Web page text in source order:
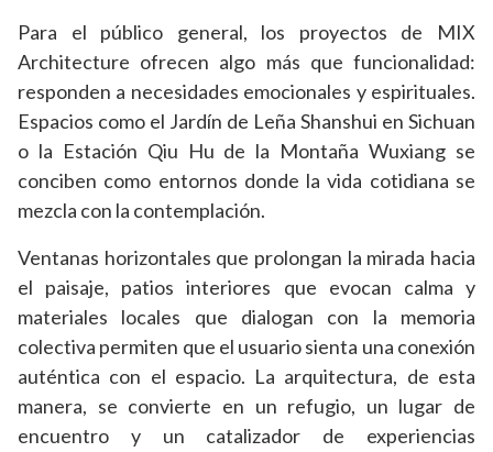
Para el público general, los proyectos de MIX
Architecture ofrecen algo más que funcionalidad:
responden a necesidades emocionales y espirituales.
Espacios como el Jardín de Leña Shanshui en Sichuan
o la Estación Qiu Hu de la Montaña Wuxiang se
conciben como entornos donde la vida cotidiana se
mezcla con la contemplación.
Ventanas horizontales que prolongan la mirada hacia
el paisaje, patios interiores que evocan calma y
materiales locales que dialogan con la memoria
colectiva permiten que el usuario sienta una conexión
auténtica con el espacio. La arquitectura, de esta
manera, se convierte en un refugio, un lugar de
encuentro y un catalizador de experiencias